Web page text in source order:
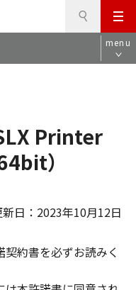
メ
ニ
ュ
menu
Printer
）
新日：2023年10月12日
約書を必ずお読みく